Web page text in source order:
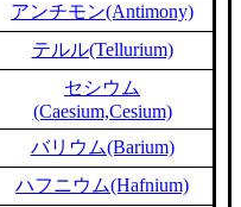
アンチモン(Antimony)
テルル(Tellurium)
セシウム
(Caesium,Cesium)
バリウム(Barium)
ハフニウム(Hafnium)